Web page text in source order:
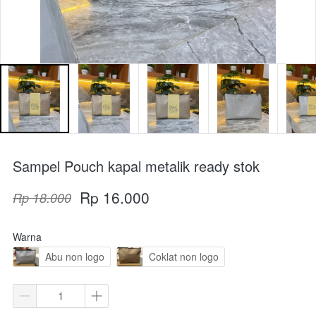
Sampel Pouch kapal metalik ready stok
Rp 18.000 Rp 16.000
Warna
Abu non logo
Coklat non logo